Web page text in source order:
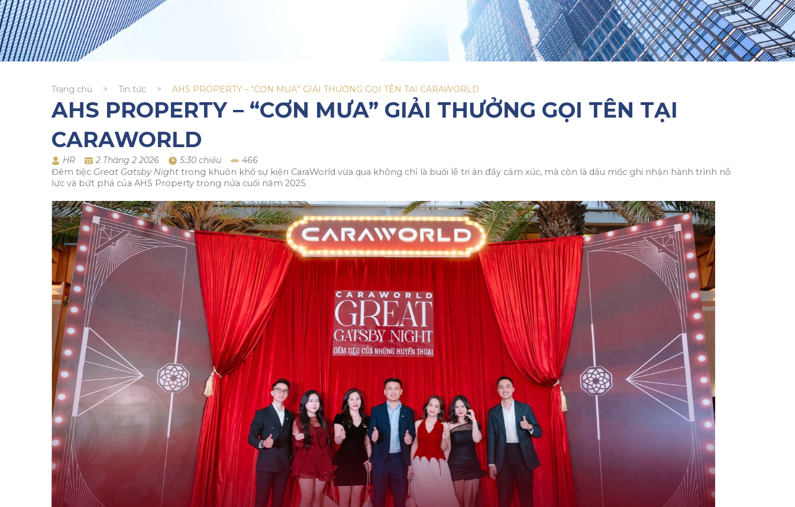
Trang chủ > Tin tức > AHS PROPERTY – “CƠN MƯA” GIẢI THƯỞNG GỌI TÊN TẠI CARAWORLD
AHS PROPERTY – “CƠN MƯA” GIẢI THƯỞNG GỌI TÊN TẠI
CARAWORLD
HR 2 Tháng 2 2026 5:30 chiều
466
Đêm tiệc Great Gatsby Night trong khuôn khổ sự kiện CaraWorld vừa qua không chỉ là buổi lễ tri ân đầy cảm xúc, mà còn là dấu mốc ghi nhận hành trình nỗ
lực và bứt phá của AHS Property trong nửa cuối năm 2025.